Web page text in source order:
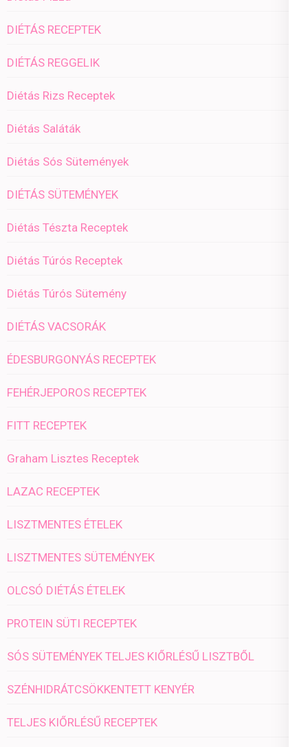
DIÉTÁS RECEPTEK
DIÉTÁS REGGELIK
Diétás Rizs Receptek
Diétás Saláták
Diétás Sós Sütemények
DIÉTÁS SÜTEMÉNYEK
Diétás Tészta Receptek
Diétás Túrós Receptek
Diétás Túrós Sütemény
DIÉTÁS VACSORÁK
ÉDESBURGONYÁS RECEPTEK
FEHÉRJEPOROS RECEPTEK
FITT RECEPTEK
Graham Lisztes Receptek
LAZAC RECEPTEK
LISZTMENTES ÉTELEK
LISZTMENTES SÜTEMÉNYEK
OLCSÓ DIÉTÁS ÉTELEK
PROTEIN SÜTI RECEPTEK
SÓS SÜTEMÉNYEK TELJES KIŐRLÉSŰ LISZTBŐL
SZÉNHIDRÁTCSÖKKENTETT KENYÉR
TELJES KIŐRLÉSŰ RECEPTEK